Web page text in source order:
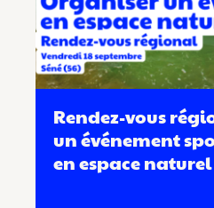
Rendez-vous
un événement
en espace naturel